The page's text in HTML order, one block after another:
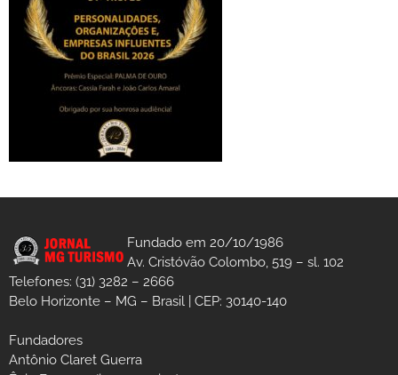
Fundado em 20/10/1986
Av. Cristóvão Colombo, 519 – sl. 102
Telefones: (31) 3282 – 2666
Belo Horizonte – MG – Brasil | CEP: 30140-140
Fundadores
Antônio Claret Guerra